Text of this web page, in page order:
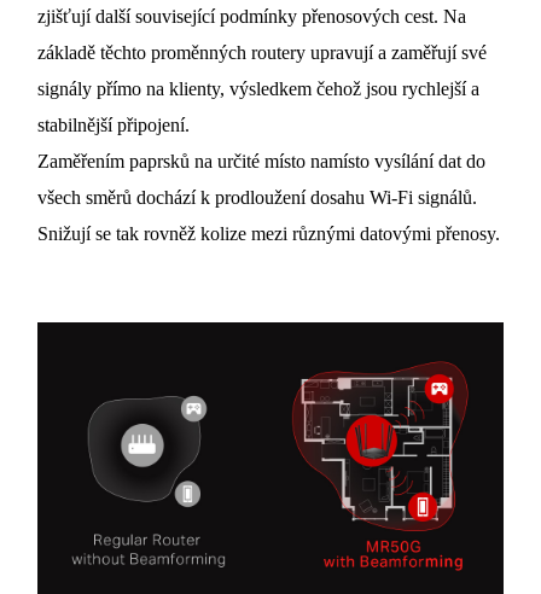
zjišťují další související podmínky přenosových cest. Na
základě těchto proměnných routery upravují a zaměřují své
signály přímo na klienty, výsledkem čehož jsou rychlejší a
stabilnější připojení.
Zaměřením paprsků na určité místo namísto vysílání dat do
všech směrů dochází k prodloužení dosahu Wi-Fi signálů.
Snižují se tak rovněž kolize mezi různými datovými přenosy.